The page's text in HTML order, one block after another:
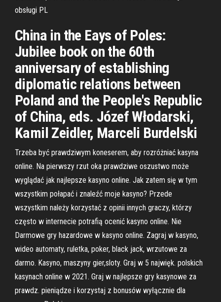
obsługi PL
China in the Eays of Poles:
Jubilee book on the 60th
anniversary of establishing
diplomatic relations between
Poland and the People's Republic
of China, eds. Józef Włodarski,
Kamil Zeidler, Marceli Burdelski
Trzeba być prawdziwym koneserem, aby rozróżniać kasyna
online. Na pierwszy rzut oka prawdziwe oszustwo może
wyglądać jak najlepsze kasyno online. Jak zatem się w tym
wszystkim połapać i znaleźć moje kasyno? Przede
wszystkim należy korzystać z opinii innych graczy, którzy
często w internecie potrafią ocenić kasyno online. Nie
Darmowe gry hazardowe w kasyno online. Zagraj w kasyno,
wideo automaty, ruletka, poker, black jack, wrzutowe za
darmo. Kasyno, maszyny gier,sloty. Graj w 5 najwięk. polskich
kasynach online w 2021. Graj w najlepsze gry kasynowe za
prawdz. pieniądze i korzystaj z bonusów wyłącznie dla